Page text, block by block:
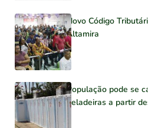
Novo Código
Altamira
População pode se
geladeiras a partir